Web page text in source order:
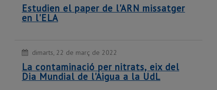
Estudien el paper de l'ARN missatger
en l'ELA
dimarts, 22 de març de 2022
La contaminació per nitrats, eix del
Dia Mundial de l'Aigua a la UdL